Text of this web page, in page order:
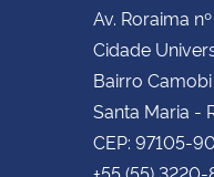
Av. Roraima
Cidade
Bairro Camobi
Santa Maria -
CEP: 97105-
+55 (55)